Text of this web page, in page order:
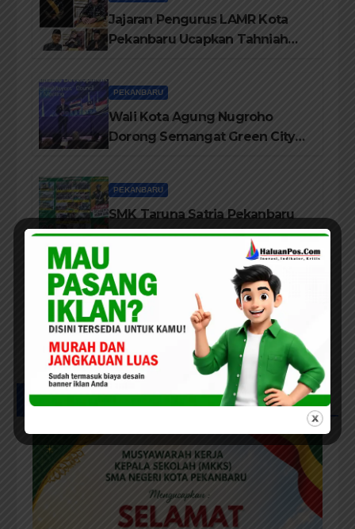
Jajaran Pengurus LAMR Kota
Pekanbaru Ucapkan Tahniah
PEKANBARU
Wali Kota Agung Nugroho
Dorong Semangat Green City
PEKANBARU
SMK Taruna Satria Pekanbaru
Terus Memperkuat Sistem
Pendidikan Disiplin Tinggi
DPRD /LEGISLATIF PEKANBARU
Dukung Program Seragam
Gratis, Komisi III DPRD
Pekanbaru sebut Anggaran
Rehab Sekolah Harus
Diprioritaskan
UCAPAN IKLAN HUT RIAU KE-69